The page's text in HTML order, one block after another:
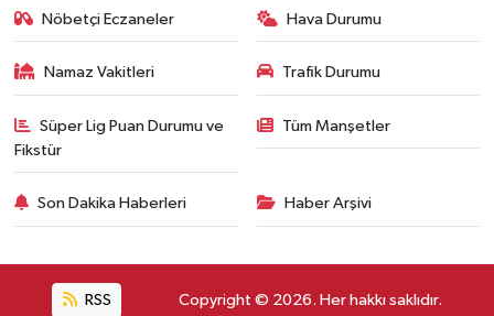
Nöbetçi Eczaneler Hava Durumu
Namaz Vakitleri Trafik Durumu
Süper Lig Puan Durumu ve
Fikstür
Tüm Manşetler
Son Dakika Haberleri Haber Arşivi
RSS Copyright © 2026. Her hakkı saklıdır.